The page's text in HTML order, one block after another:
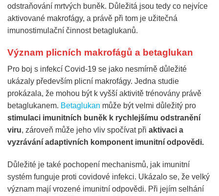
odstraňování mrtvých buněk. Důležitá jsou tedy co nejvíce
aktivované makrofágy, a právě při tom je užitečná
imunostimulační činnost betaglukanů.
Význam plicních makrofágů a betaglukan
Pro boj s infekcí Covid-19 se jako nesmírně důležité
ukázaly především plicní makrofágy. Jedna studie
prokázala, že mohou být k vyšší aktivitě trénovány právě
betaglukanem. Betaglukan může být velmi důležitý pro
stimulaci imunitních buněk k rychlejšímu odstranění
viru, zároveň může jeho vliv spočívat při aktivaci a
vyzrávání adaptivních komponent imunitní odpovědi.
Důležité je také pochopení mechanismů, jak imunitní
systém funguje proti covidové infekci. Ukázalo se, že velký
význam mají vrozené imunitní odpovědi. Při jejím selhání